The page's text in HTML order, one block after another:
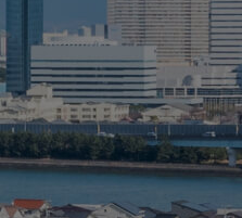
社長メッセージ
会社概要
沿革
事業所案内
本社
南営業所